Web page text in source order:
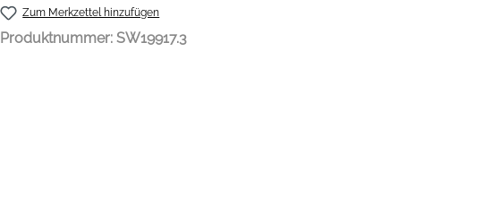
Zum Merkzettel hinzufügen
Produktnummer: SW19917.3